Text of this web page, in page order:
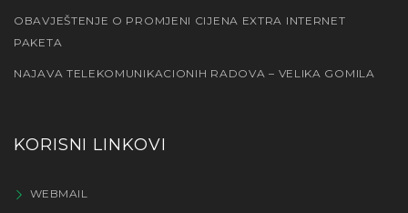
OBAVJEŠTENJE O PROMJENI CIJENA EXTRA INTERNET
PAKETA
NAJAVA TELEKOMUNIKACIONIH RADOVA – VELIKA GOMILA
KORISNI LINKOVI
WEBMAIL